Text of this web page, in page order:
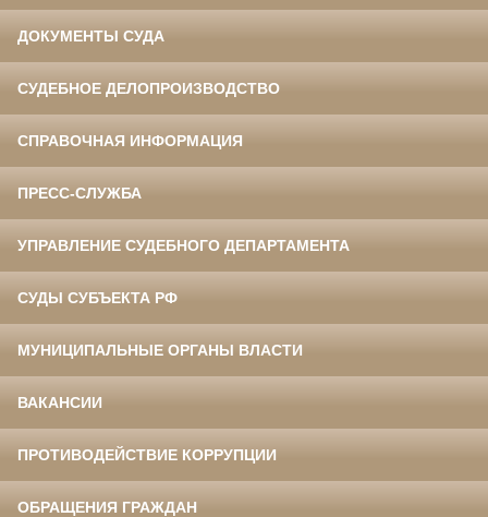
ДОКУМЕНТЫ СУДА
СУДЕБНОЕ ДЕЛОПРОИЗВОДСТВО
СПРАВОЧНАЯ ИНФОРМАЦИЯ
ПРЕСС-СЛУЖБА
УПРАВЛЕНИЕ СУДЕБНОГО ДЕПАРТАМЕНТА
СУДЫ СУБЪЕКТА РФ
МУНИЦИПАЛЬНЫЕ ОРГАНЫ ВЛАСТИ
ВАКАНСИИ
ПРОТИВОДЕЙСТВИЕ КОРРУПЦИИ
ОБРАЩЕНИЯ ГРАЖДАН